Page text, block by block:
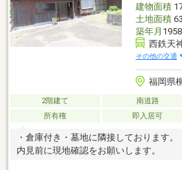
建物面積
土地面積
築年月
西鉄天
その他の交通
福岡県
2階建て 南道路
所有権
即入居可
・倉庫付き・墓地に隣接しております
内見前に現地確認をお願いします。